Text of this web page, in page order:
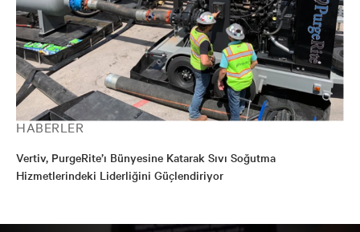
HABERLER
Vertiv, PurgeRite’ı Bünyesine Katarak Sıvı Soğutma
Hizmetlerindeki Liderliğini Güçlendiriyor